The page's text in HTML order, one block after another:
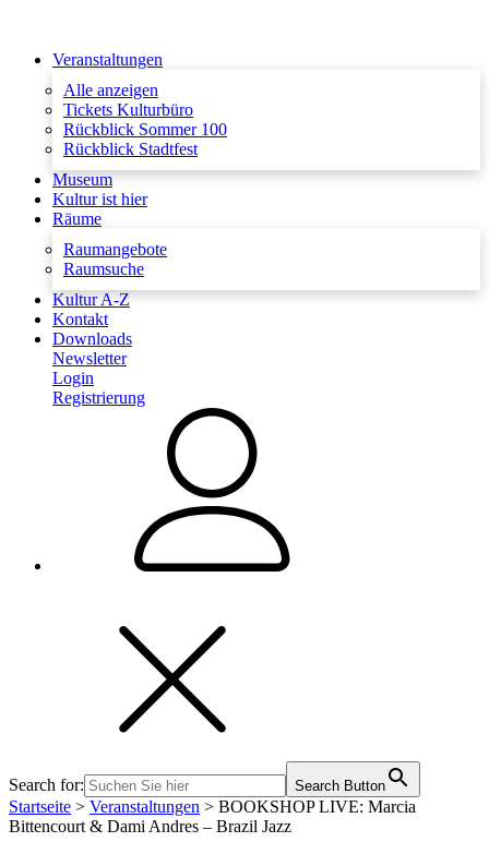
Veranstaltungen
Alle anzeigen
Tickets Kulturbüro
Rückblick Sommer 100
Rückblick Stadtfest
Museum
Kultur ist hier
Räume
Raumangebote
Raumsuche
Kultur A-Z
Kontakt
Downloads
Newsletter
Login
Registrierung
Search for: Search Button
Startseite > Veranstaltungen > BOOKSHOP LIVE: Marcia
Bittencourt & Dami Andres – Brazil Jazz